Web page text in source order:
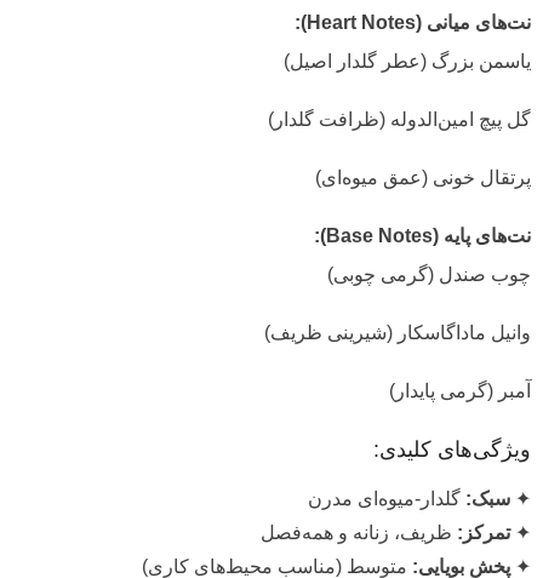
نت‌های میانی (Heart Notes):
یاسمن بزرگ (عطر گلدار اصیل)
گل پیچ امین‌الدوله (ظرافت گلدار)
پرتقال خونی (عمق میوه‌ای)
نت‌های پایه (Base Notes):
چوب صندل (گرمی چوبی)
وانیل ماداگاسکار (شیرینی ظریف)
آمبر (گرمی پایدار)
ویژگی‌های کلیدی:
✦ سبک: گلدار-میوه‌ای مدرن
✦تمرکز: ظریف، زنانه و همه‌فصل
✦ پخش بویایی: متوسط (مناسب محیط‌های کاری)